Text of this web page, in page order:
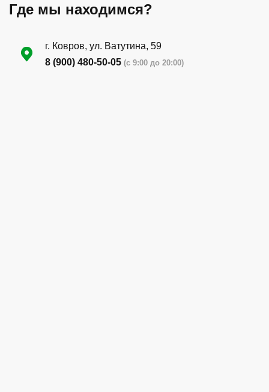
Где мы находимся?
г. Ковров, ул. Ватутина, 59
8 (900) 480-50-05 (с 9:00 до 20:00)